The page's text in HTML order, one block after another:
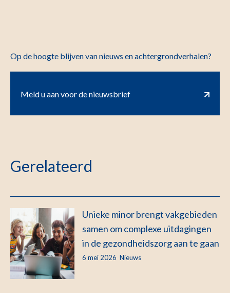
Op de hoogte blijven van nieuws en achtergrondverhalen?
Meld u aan voor de nieuwsbrief
Gerelateerd
Unieke minor brengt vakgebieden
samen om complexe uitdagingen
in de gezondheidszorg aan te gaan
6 mei 2026 Nieuws